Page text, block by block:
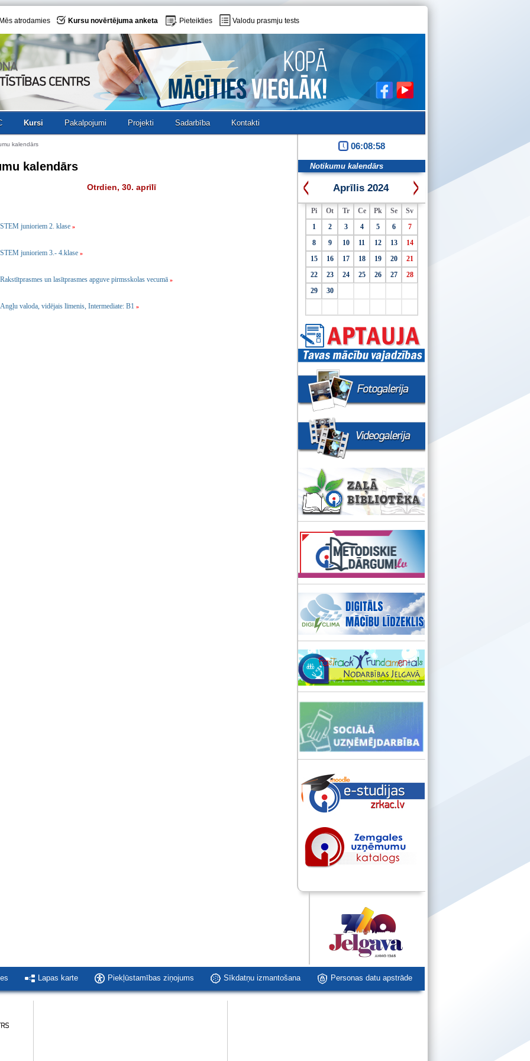
Mēs atrodamies Kursu novērtējuma anketa Pieteikties Valodu prasmju tests
Kursi Pakalpojumi Projekti Sadarbība Kontakti
kalendārs
kalendārs
Otrdien, 30. aprīlī
STEM junioriem 2. klase »
STEM junioriem 3.- 4.klase »
Rakstītprasmes un lasītprasmes apguve pirmsskolas vecumā »
Angļu valoda, vidējais līmenis, Intermediate: B1 »
06:08:58
Notikumu kalendārs
Aprīlis 2024
Pi Ot Tr Ce Pk Se
Sv
1
2 3 4 5 6
7
8
9 10 11 12 13
14
15
16 17 18 19 20
21
22
23 24 25 26 27
28
29
30
Lapas karte Piekļūstamības ziņojums Sīkdatņu izmantošana Personas datu apstrāde